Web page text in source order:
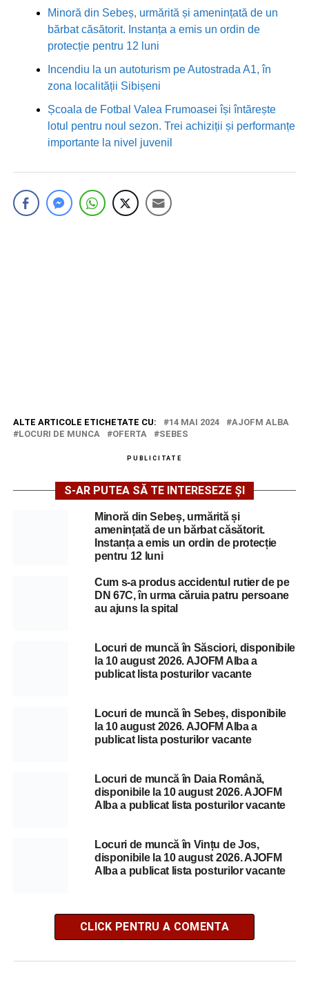
Minoră din Sebeș, urmărită și amenințată de un
bărbat căsătorit. Instanța a emis un ordin de
protecție pentru 12 luni
Incendiu la un autoturism pe Autostrada A1, în
zona localității Sibișeni
Școala de Fotbal Valea Frumoasei își întărește
lotul pentru noul sezon. Trei achiziții și performanțe
importante la nivel juvenil
ALTE ARTICOLE ETICHETATE CU: 14 MAI 2024
AJOFM ALBA
LOCURI DE MUNCA
OFERTA SEBES
PUBLICITATE
S-AR PUTEA SĂ TE INTERESEZE ȘI
Minoră din Sebeș, urmărită și
amenințată de un bărbat căsătorit.
Instanța a emis un ordin de protecție
pentru 12 luni
Cum s-a produs accidentul rutier de pe
DN 67C, în urma căruia patru persoane
au ajuns la spital
Locuri de muncă în Săsciori, disponibile
la 10 august 2026. AJOFM Alba a
publicat lista posturilor vacante
Locuri de muncă în Sebeș, disponibile
la 10 august 2026. AJOFM Alba a
publicat lista posturilor vacante
Locuri de muncă în Daia Română,
disponibile la 10 august 2026. AJOFM
Alba a publicat lista posturilor vacante
Locuri de muncă în Vințu de Jos,
disponibile la 10 august 2026. AJOFM
Alba a publicat lista posturilor vacante
CLICK PENTRU A COMENTA